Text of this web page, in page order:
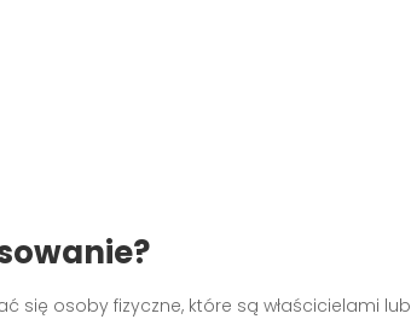
się osoby fizyczne, które są właścicielami lub